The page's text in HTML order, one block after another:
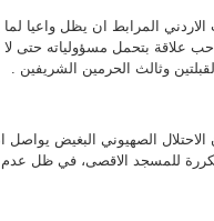
المرابط ان يظل واعيا
علاقة بتحمل مسؤولياته حتى
وثالث الحرمين الشريفين .
الصهيوني البغيض يواصل
للمسجد الاقصى، في ظل